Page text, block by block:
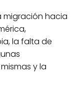
migración hacia
la falta de
y la